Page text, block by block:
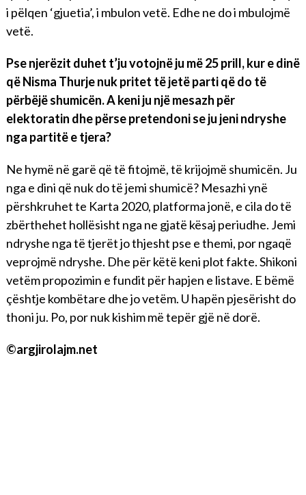
i pëlqen ‘gjuetia’, i mbulon vetë. Edhe ne do i mbulojmë
vetë.
Pse njerëzit duhet t’ju votojnë ju më 25 prill, kur e dinë
që Nisma Thurje nuk pritet të jetë parti që do të
përbëjë shumicën. A keni ju një mesazh për
elektoratin dhe përse pretendoni se ju jeni ndryshe
nga partitë e tjera?
Ne hymë në garë që të fitojmë, të krijojmë shumicën. Ju
nga e dini që nuk do të jemi shumicë? Mesazhi ynë
përshkruhet te Karta 2020, platforma jonë, e cila do të
zbërthehet hollësisht nga ne gjatë kësaj periudhe. Jemi
ndryshe nga të tjerët jo thjesht pse e themi, por ngaqë
veprojmë ndryshe. Dhe për këtë keni plot fakte. Shikoni
vetëm propozimin e fundit për hapjen e listave. E bëmë
çështje kombëtare dhe jo vetëm. U hapën pjesërisht do
thoni ju. Po, por nuk kishim më tepër gjë në dorë.
©argjirolajm.net